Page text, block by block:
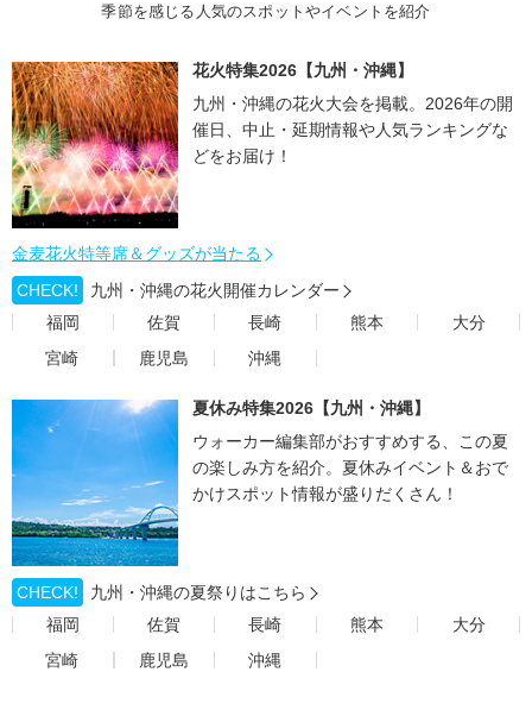
季節を感じる人気のスポットやイベントを紹介
花火特集2026【九州・沖縄】
九州・沖縄の花火大会を掲載。2026年の開
催日、中止・延期情報や人気ランキングな
どをお届け！
金麦花火特等席＆グッズが当たる
CHECK!
九州・沖縄の花火開催カレンダー
福岡
佐賀 長崎 熊本
大分
宮崎
鹿児島 沖縄
夏休み特集2026【九州・沖縄】
ウォーカー編集部がおすすめする、この夏
の楽しみ方を紹介。夏休みイベント＆おで
かけスポット情報が盛りだくさん！
CHECK!
九州・沖縄の夏祭りはこちら
福岡
佐賀 長崎 熊本
大分
宮崎
鹿児島 沖縄